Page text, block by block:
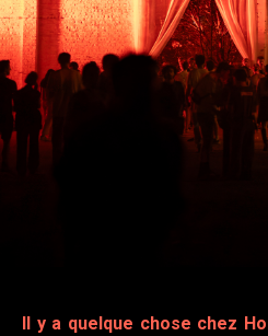
Il y a quelque chose chez